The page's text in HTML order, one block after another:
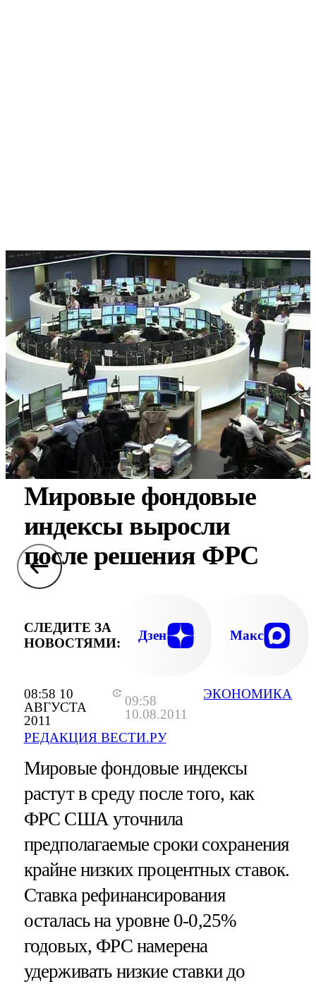
08:58 10
АВГУСТА
2011
09:58
10.08.2011
РЕДАКЦИЯ ВЕСТИ.РУ
ЭКОНОМИКА
Мировые фондовые
индексы выросли
после решения ФРС
СЛЕДИТЕ ЗА
НОВОСТЯМИ:
Дзен Макс
Мировые фондовые индексы
растут в среду после того, как
ФРС США уточнила
предполагаемые сроки сохранения
крайне низких процентных ставок.
Ставка рефинансирования
осталась на уровне 0-0,25%
годовых, ФРС намерена
удерживать низкие ставки до